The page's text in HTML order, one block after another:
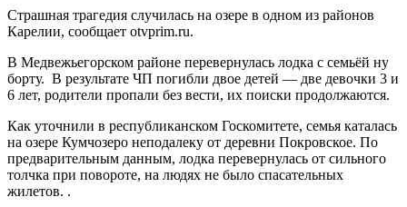
Страшная трагедия случилась на озере в одном из районов
Карелии, сообщает otvprim.ru.
В Медвежьегорском районе перевернулась лодка с семьёй ну
борту. В результате ЧП погибли двое детей — две девочки 3 и
6 лет, родители пропали без вести, их поиски продолжаются.
Как уточнили в республиканском Госкомитете, семья каталась
на озере Кумчозеро неподалеку от деревни Покровское. По
предварительным данным, лодка перевернулась от сильного
толчка при повороте, на людях не было спасательных
жилетов. .